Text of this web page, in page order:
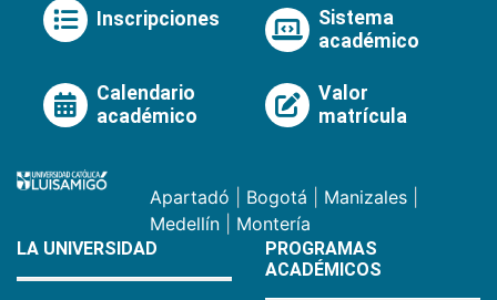
Inscripciones
Sistema
académico
Calendario
académico
Valor
matrícula
Apartadó Bogotá Manizales
Medellín
Montería
LA UNIVERSIDAD
PROGRAMAS
ACADÉMICOS